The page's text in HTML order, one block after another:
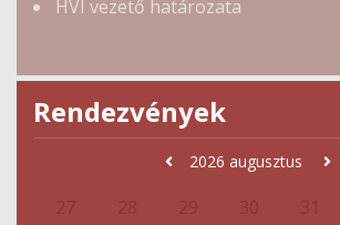
HVI vezető határozata
Rendezvények
2026 augusztus